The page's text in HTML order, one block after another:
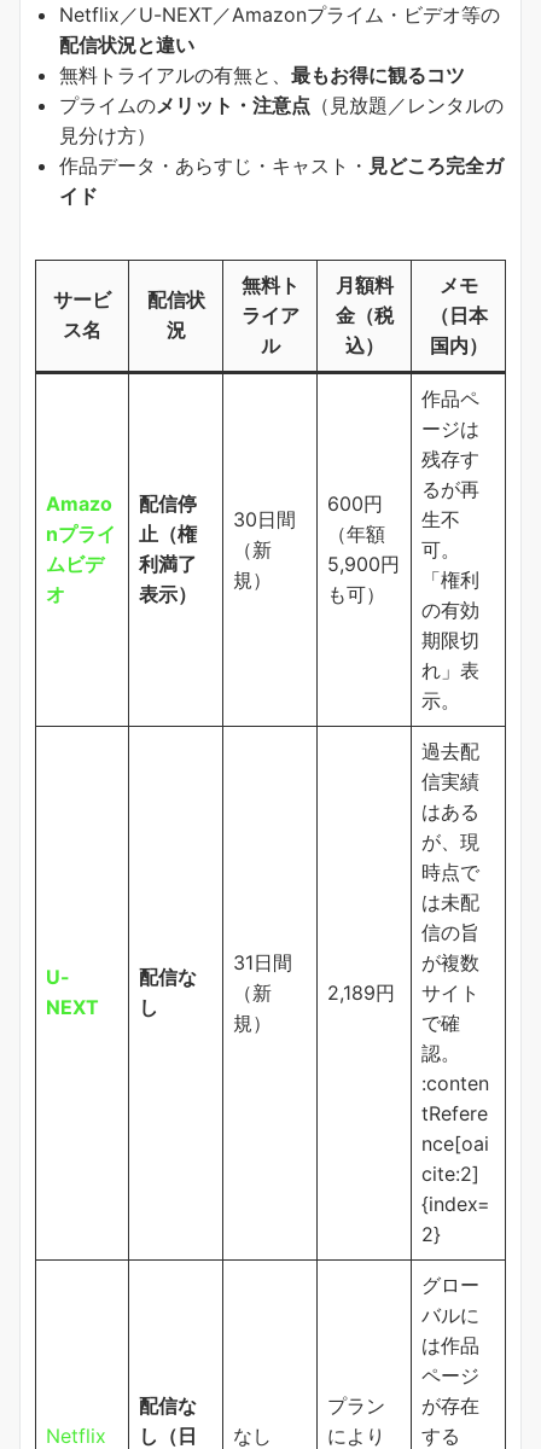
Netflix／U-NEXT／Amazonプライム・ビデオ等の
配信状況と違い
無料トライアルの有無と、 最もお得に観るコツ
プライムのメリット・注意点 （見放題／レンタルの
見分け方）
作品データ・あらすじ・キャスト・ 見どころ完全ガ
イド
サービ
ス名
配信状
況
無料ト
ライア
ル
月額料
金（税
込）
メモ
（日本
国内）
Amazo
nプライ
ムビデ
オ
配信停
止（権
利満了
表示）
30日間
（新
規）
600円
（年額
5,900円
も可）
作品ペ
ージは
残存す
るが再
生不
可。
「権利
の有効
期限切
れ」表
示。
U-
NEXT
配信な
し
31日間
（新
規）
2,189円
過去配
信実績
はある
が、現
時点で
は未配
信の旨
が複数
サイト
で確
認。
:conten
tRefere
nce[oai
cite:2]
{index=
2}
Netflix
配信な
し（日
なし
プラン
により
グロー
バルに
は作品
ページ
が存在
する